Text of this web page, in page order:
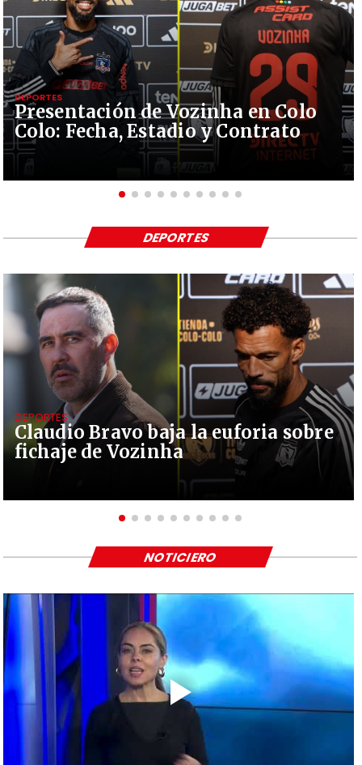
Presentación de Vozinha en Colo
Colo: Fecha, Estadio y Contrato
DEPORTES
Claudio Bravo baja la euforia sobre
fichaje de Vozinha
DEPORTES
DEPORTES
NOTICIERO